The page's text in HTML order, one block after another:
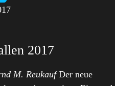
2017
M. ReukaufDer neue